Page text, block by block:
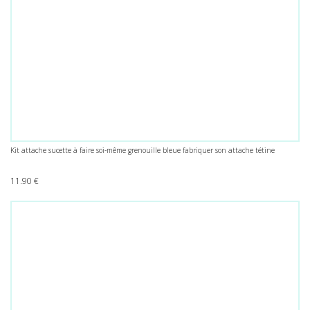
Kit attache sucette à faire soi-même grenouille bleue fabriquer son attache tétine
11.90 €